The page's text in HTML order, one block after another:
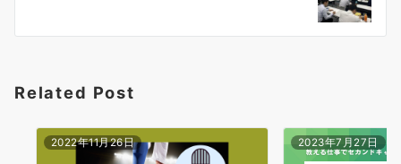
ン
Related Post
2022年11月26日 2023年7月27日